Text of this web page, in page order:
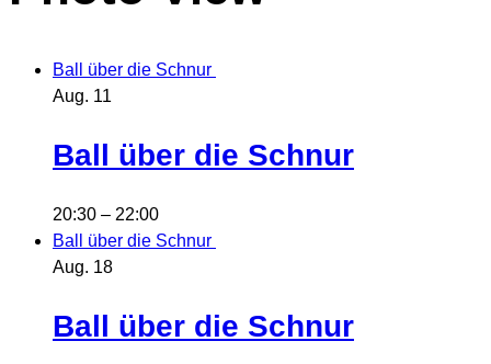
Ball über die Schnur
Aug. 11
Ball über die Schnur
20:30 – 22:00
Ball über die Schnur
Aug. 18
Ball über die Schnur